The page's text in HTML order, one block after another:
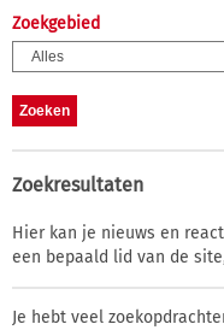
Zoekgebied
Zoekresultaten
Hier kan je nieuws en
een bepaald lid van de
Je hebt veel